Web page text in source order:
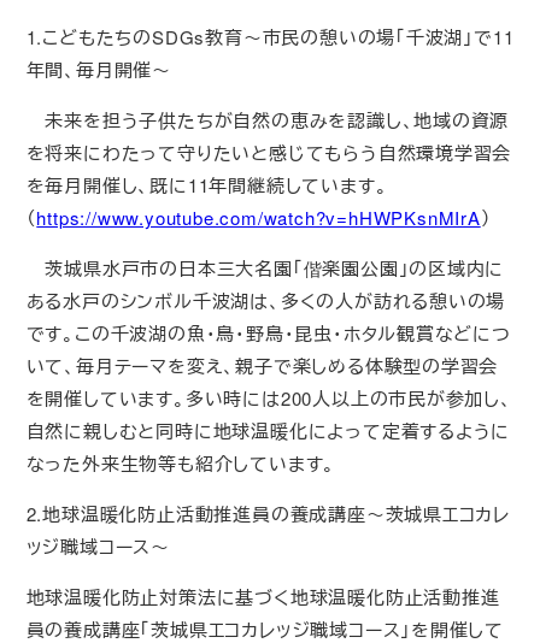
1.こどもたちのSDGs教育～市民の憩いの場「千波湖」で11
年間、毎月開催～
未来を担う子供たちが自然の恵みを認識し、地域の資源
を将来にわたって守りたいと感じてもらう自然環境学習会
を毎月開催し、既に11年間継続しています。
（https://www.youtube.com/watch?v=hHWPKsnMIrA）
茨城県水戸市の日本三大名園「偕楽園公園」の区域内に
ある水戸のシンボル千波湖は、多くの人が訪れる憩いの場
です。この千波湖の魚・鳥・野鳥・昆虫・ホタル観賞などにつ
いて、毎月テーマを変え、親子で楽しめる体験型の学習会
を開催しています。多い時には200人以上の市民が参加し、
自然に親しむと同時に地球温暖化によって定着するように
なった外来生物等も紹介しています。
2.地球温暖化防止活動推進員の養成講座～茨城県エコカレ
ッジ職域コース～
地球温暖化防止対策法に基づく地球温暖化防止活動推進
員の養成講座「茨城県エコカレッジ職域コース」を開催して